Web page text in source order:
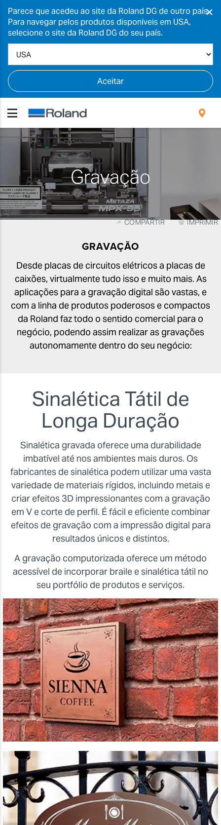
Parece que acedeu ao site da Roland DG de outro país.
Para navegar pelos produtos disponíveis em USA,
selecione o site da Roland DG do seu país.
Aceitar
×
Gravação
COMPARTIR IMPRIMIR
GRAVAÇÃO
Desde placas de circuitos elétricos a placas de
caixões, virtualmente tudo isso e muito mais. As
aplicações para a gravação digital são vastas, e
com a linha de produtos poderosos e compactos
da Roland faz todo o sentido comercial para o
negócio, podendo assim realizar as gravações
autonomamente dentro do seu negócio:
Sinalética Tátil de
Longa Duração
Sinalética gravada oferece uma durabilidade
imbatível até nos ambientes mais duros. Os
fabricantes de sinalética podem utilizar uma vasta
variedade de materiais rígidos, incluindo metais e
criar efeitos 3D impressionantes com a gravação
em V e corte de perfil. É fácil e eficiente combinar
efeitos de gravação com a impressão digital para
resultados únicos e distintos.
A gravação computorizada oferece um método
acessível de incorporar braile e sinalética tátil no
seu portfólio de produtos e serviços.